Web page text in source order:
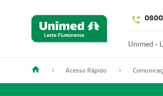
Unimed -
Acesso Rápido